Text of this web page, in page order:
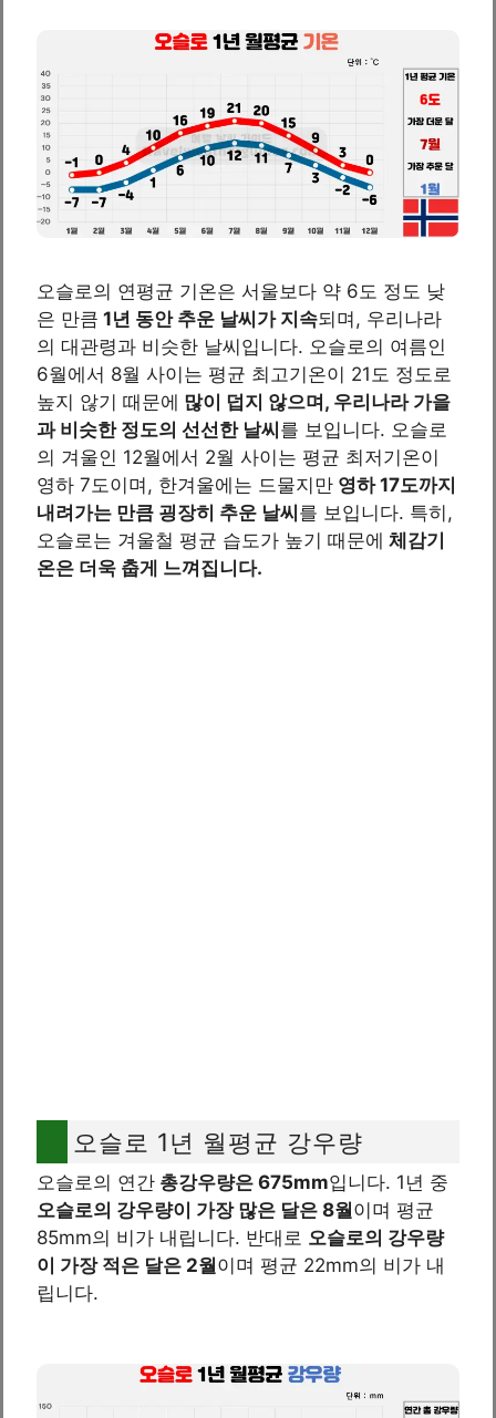
오슬로의 연평균 기온은 서울보다 약 6도 정도 낮
은 만큼 1년 동안 추운 날씨가 지속되며, 우리나라
의 대관령과 비슷한 날씨입니다. 오슬로의 여름인
6월에서 8월 사이는 평균 최고기온이 21도 정도로
높지 않기 때문에 많이 덥지 않으며, 우리나라 가을
과 비슷한 정도의 선선한 날씨를 보입니다. 오슬로
의 겨울인 12월에서 2월 사이는 평균 최저기온이
영하 7도이며, 한겨울에는 드물지만 영하 17도까지
내려가는 만큼 굉장히 추운 날씨를 보입니다. 특히,
오슬로는 겨울철 평균 습도가 높기 때문에 체감기
온은 더욱 춥게 느껴집니다.
오슬로 1년 월평균 강우량
오슬로의 연간 총강우량은 675mm입니다. 1년 중
오슬로의 강우량이 가장 많은 달은 8월 이며 평균
85mm의 비가 내립니다. 반대로 오슬로의 강우량
이 가장 적은 달은 2월 이며 평균 22mm의 비가 내
립니다.